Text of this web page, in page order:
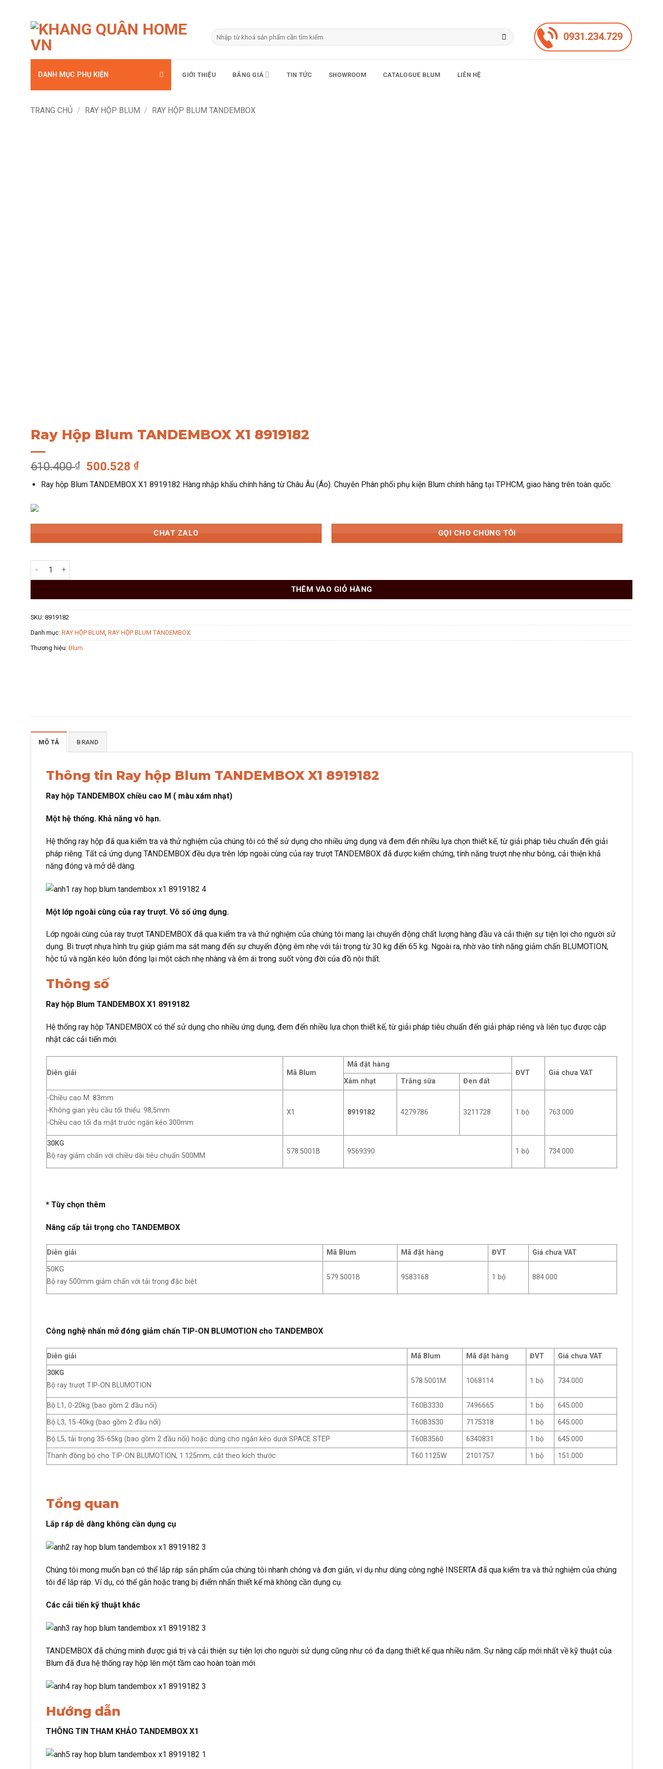
dung
Tìm
kiếm:
0931.234.729
DANH MỤC PHỤ KIỆN GIỚI THIỆU BẢNG GIÁ TIN TỨC SHOWROOM CATALOGUE BLUM LIÊN HỆ
TRANG CHỦ / RAY HỘP BLUM / RAY HỘP BLUM TANDEMBOX
Ray Hộp Blum TANDEMBOX X1 8919182
610.400₫
Giá
gốc
là:
500.528₫Giá
hiện
tại
Ray hộp Blum TANDEMBOX X1 8919182 Hàng nhập khẩu chính hãng từ Châu Âu (Áo). Chuyên Phân phối phụ kiện Blum chính hãng tại TPHCM, giao hàng trên toàn quốc.
CHAT ZALO GỌI CHO CHÚNG TÔI
Ray Hộp Blum TANDEMBOX X1 8919182 số lượng
THÊM VÀO GIỎ HÀNG
SKU: 8919182
Danh mục: RAY HỘP BLUM RAY HỘP BLUM TANDEMBOX
Thương hiệu: Blum
MÔ TẢ BRAND
Thông tin Ray hộp Blum TANDEMBOX X1 8919182
Ray hộp TANDEMBOX chiều cao M ( màu xám nhạt)
Một hệ thống. Khả năng vô hạn.
Hệ thống ray hộp đã qua kiểm tra và thử nghiệm của chúng tôi có thể sử dụng cho nhiều ứng dụng và đem đến nhiều lựa chọn thiết kế, từ giải pháp tiêu chuẩn đến giải
pháp riêng. Tất cả ứng dụng TANDEMBOX đều dựa trên lớp ngoài cùng của ray trượt TANDEMBOX đã được kiểm chứng, tính năng trượt nhẹ như bông, cải thiện khả
năng đóng và mở dễ dàng.
Một lớp ngoài cùng của ray trượt. Vô số ứng dụng.
Lớp ngoài cùng của ray trượt TANDEMBOX đã qua kiểm tra và thử nghiệm của chúng tôi mang lại chuyển động chất lượng hàng đầu và cải thiện sự tiện lợi cho người sử
dụng. Bi trượt nhựa hình trụ giúp giảm ma sát mang đến sự chuyển động êm nhẹ với tải trọng từ 30 kg đến 65 kg. Ngoài ra, nhờ vào tính năng giảm chấn BLUMOTION,
hộc tủ và ngăn kéo luôn đóng lại một cách nhẹ nhàng và êm ái trong suốt vòng đời của đồ nội thất.
Thông số
Ray hộp Blum TANDEMBOX X1 8919182
Hệ thống ray hộp TANDEMBOX có thể sử dụng cho nhiều ứng dụng, đem đến nhiều lựa chọn thiết kế, từ giải pháp tiêu chuẩn đến giải pháp riêng và liên tục được cập
nhật các cải tiến mới.
Diễn giải Mã Blum
Mã đặt hàng
ĐVT
Giá chưa VAT
Xám nhạt
Trắng sữa
Đen đất
-Chiều cao M: 83mm
-Không gian yêu cầu tối thiểu: 98,5mm
-Chiều cao tối đa mặt trước ngăn kéo:300mm
X1 8919182 4279786 3211728 1 bộ 763.000
30KG
Bộ ray giảm chấn với chiều dài tiêu chuẩn 500MM
578.5001B 9569390 1 bộ 734.000
* Tùy chọn thêm
Nâng cấp tải trọng cho TANDEMBOX
Diễn giải Mã Blum Mã đặt hàng ĐVT
Giá chưa VAT
50KG
Bộ ray 500mm giảm chấn với tải trọng đặc biệt
579.5001B 9583168 1 bộ 884.000
Công nghệ nhấn mở đóng giảm chấn TIP-ON BLUMOTION cho TANDEMBOX
Diễn giải Mã Blum Mã đặt hàng ĐVT
Giá chưa VAT
30KG
Bộ ray trượt TIP-ON BLUMOTION
578.5001M 1068114 1 bộ 734.000
Bộ L1, 0-20kg (bao gồm 2 đầu nối) T60B3330 7496665 1 bộ
645.000
Bộ L3, 15-40kg (bao gồm 2 đầu nối)
T60B3530 7175318 1 bộ
645.000
Bộ L5, tải trọng 35-65kg (bao gồm 2 đầu nối) hoặc dùng cho ngăn kéo dưới SPACE STEP
T60B3560 6340831 1 bộ
645.000
Thanh đồng bộ cho TIP-ON BLUMOTION, 1.125mm, cắt theo kích thước
T60.1125W 2101757 1 bộ 151.000
Tổng quan
Lắp ráp dễ dàng không cần dụng cụ
Chúng tôi mong muốn bạn có thể lắp ráp sản phẩm của chúng tôi nhanh chóng và đơn giản, ví dụ như dùng công nghệ INSERTA đã qua kiểm tra và thử nghiệm của chúng
tôi để lắp ráp. Ví dụ, có thể gắn hoặc trang bị điểm nhấn thiết kế mà không cần dụng cụ.
Các cải tiến kỹ thuật khác
TANDEMBOX đã chứng minh được giá trị và cải thiện sự tiện lợi cho người sử dụng cũng như có đa dạng thiết kế qua nhiều năm. Sự nâng cấp mới nhất về kỹ thuật của
Blum đã đưa hệ thống ray hộp lên một tầm cao hoàn toàn mới.
Hướng dẫn
THÔNG TIN THAM KHẢO TANDEMBOX X1